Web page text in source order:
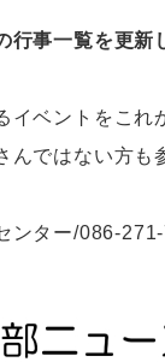
事一覧を更新
ベントをこれ
ではない方も
ンター/086-